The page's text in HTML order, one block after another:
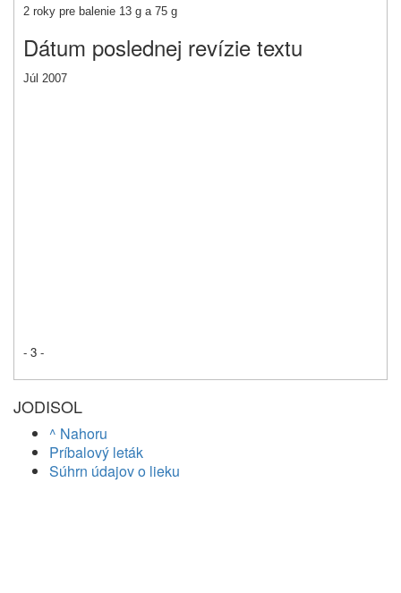
2 roky pre balenie 13 g a 75 g
Dátum poslednej revízie textu
Júl 2007
- 3 -
JODISOL
^ Nahoru
Príbalový leták
Súhrn údajov o lieku